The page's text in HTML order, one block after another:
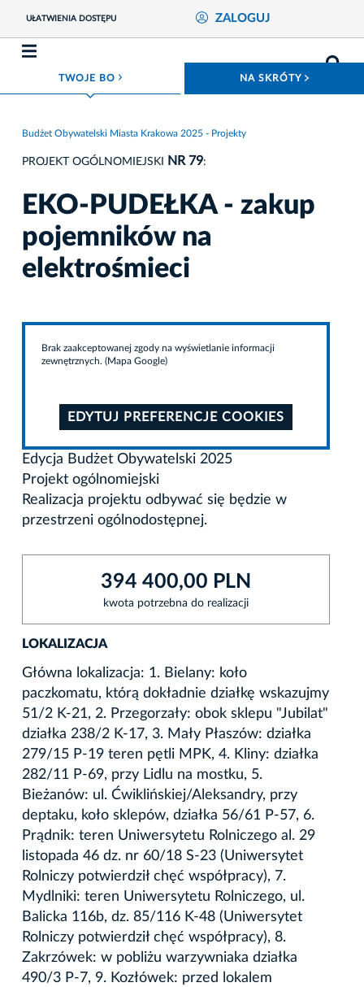
UŁATWIENIA DOSTĘPU ZALOGUJ
TWOJE BO ROZWIŃ MENU NA SKRÓTY
Budżet Obywatelski Miasta Krakowa 2025 - Projekty
PROJEKT OGÓLNOMIEJSKI NR 79:
EKO-PUDEŁKA - zakup
pojemników na
elektrośmieci
Brak zaakceptowanej zgody na wyświetlanie informacji
zewnętrznych. (Mapa Google)
EDYTUJ PREFERENCJE COOKIES
Edycja Budżet Obywatelski 2025
Projekt ogólnomiejski
Realizacja projektu odbywać się będzie w
przestrzeni ogólnodostępnej.
394 400,00 PLN
kwota potrzebna do realizacji
LOKALIZACJA
Główna lokalizacja: 1. Bielany: koło
paczkomatu, którą dokładnie działkę wskazujmy
51/2 K-21, 2. Przegorzały: obok sklepu "Jubilat"
działka 238/2 K-17, 3. Mały Płaszów: działka
279/15 P-19 teren pętli MPK, 4. Kliny: działka
282/11 P-69, przy Lidlu na mostku, 5.
Bieżanów: ul. Ćwiklińskiej/Aleksandry, przy
deptaku, koło sklepów, działka 56/61 P-57, 6.
Prądnik: teren Uniwersytetu Rolniczego al. 29
listopada 46 dz. nr 60/18 S-23 (Uniwersytet
Rolniczy potwierdził chęć współpracy), 7.
Mydlniki: teren Uniwersytetu Rolniczego, ul.
Balicka 116b, dz. 85/116 K-48 (Uniwersytet
Rolniczy potwierdził chęć współpracy), 8.
Zakrzówek: w pobliżu warzywniaka działka
490/3 P-7, 9. Kozłówek: przed lokalem